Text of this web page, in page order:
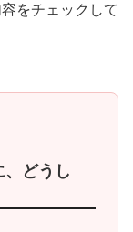
をチェックして
どうし